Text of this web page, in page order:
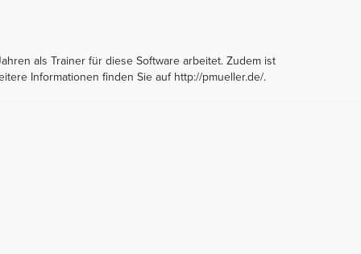
als Trainer für diese Software arbeitet. Zudem ist
Informationen finden Sie auf http://pmueller.de/.